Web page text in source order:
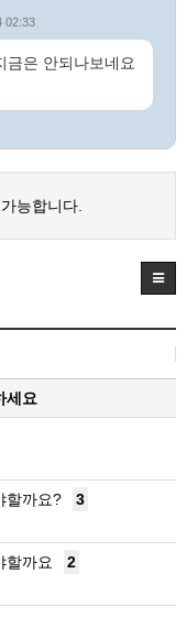
02:33
금은 안되나보네요
능합니다.
세요
할까요? 3
할까요 2